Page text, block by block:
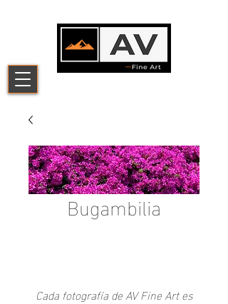
Bugambilia
Cada fotografía de AV Fine Art es